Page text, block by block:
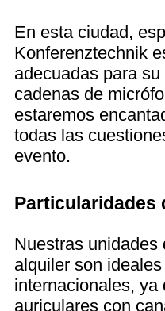
En esta ciudad,
Konferenztechnik
adecuadas para
cadenas de
estaremos
todas las
evento.
Particularidades
Nuestras unidades
alquiler son
internacionales, ya
auriculares con